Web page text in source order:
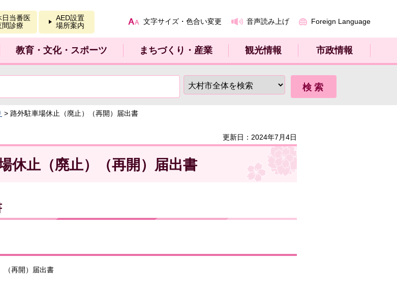
日当番医
間診療
AED設置
場所案内
文字サイズ・色合い変更 音声読み上げ Foreign Language
教育・文化・スポーツ まちづくり・産業 観光情報 市政情報
> 路外駐車場休止（廃止）（再開）届出書
更新日：2024年7月4日
休止（廃止）（再開）届出書
（再開）届出書